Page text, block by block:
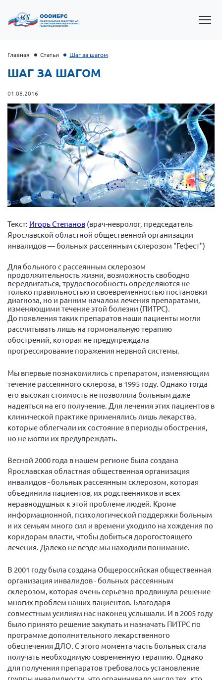
Президент Власов Я.В.
Первый вице-президент Кичигина Н. Ф.
Генеральный директор Матвиевская О.В.
Вице-президент Шишлянников Ф.В.
Информационная служба
Вице-президент Черненко Д.Е.
Вице-президент Валюх М.В.
Вице-президент Чернова А.В.
Вице-президент Цикорин И.В.
Вице-президент Груба Л.В.
Главный бухгалтер Жаворонкова Г.М.
Конференция ОООИБРС 2025
Экспертный совет ОООИБРС 2025
Конференция ОООИБРС 2024
Конференция ОООИБРС 2023
Конференция ОООИБРС 2021
Конференция ВСЭ 2021
Конференция ОООИБРС 2020
Документы съездов
Первый съезд
Второй съезд
Четвертый съезд
Пятый съезд
Шестой съезд
ОФ «Фонд содействия больным рассеянным
склерозом»
Новости: Казахстан
Письма и официальные ответы
Главная Статьи Шаг за шагом
ШАГ ЗА ШАГОМ
01.08.2016
Текст: Игорь Степанов (врач-невролог, председатель
Ярославской областной общественной организации
инвалидов — больных рассеянным склерозом "Гефест")
Для больного с рассеянным склерозом
продолжительность жизни, возможность свободно
передвигаться, трудоспособность определяются не
только правильностью и своевременностью постановки
диагноза, но и ранним началом лечения препаратами,
изменяющими течение этой болезни (ПИТРС).
До появления таких препаратов наши пациенты могли
рассчитывать лишь на гормональную терапию
обострений, которая не предупреждала
прогрессирование поражения нервной системы.
Мы впервые познакомились с препаратом, изменяющим
течение рассеянного склероза, в 1995 году. Однако тогда
его высокая стоимость не позволяла больным даже
надеяться на его получение. Для лечения этих пациентов в
клинической практике применялись лишь лекарства,
которые облегчали их состояние в периоды обострения,
но не могли их предупреждать.
Весной 2000 года в нашем регионе была создана
Ярославская областная общественная организация
инвалидов - больных рассеянным склерозом, которая
объединила пациентов, их родственников и всех
неравнодушных к этой проблеме людей. Кроме
информационной, психологической поддержки больным
и их семьям много сил и времени уходило на хождения по
коридорам власти, чтобы добиться дорогостоящего
лечения. Далеко не везде мы находили понимание.
В 2001 году была создана Общероссийская общественная
организация инвалидов - больных рассеянным
склерозом, которая очень серьезно продвинула решение
многих проблем наших пациентов. Благодаря
совместным усилиям нас наконец услышали. И в 2005 году
было принято решение закупать и назначать ПИТРС по
программе дополнительного лекарственного
обеспечения ДЛО. С этого момента часть больных стала
получать необходимую современную терапию. Однако
для получения препаратов требовалось установление
группы инвалидности, что ограничивало число тех, кто